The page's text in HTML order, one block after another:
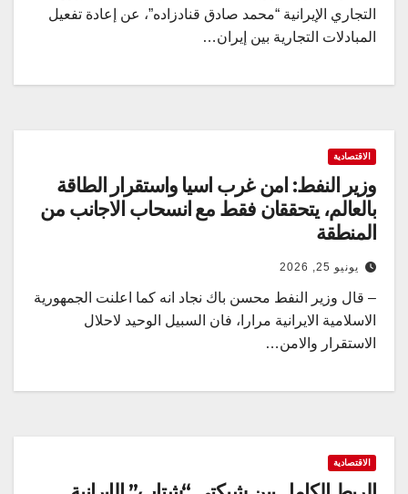
التجاري الإيرانية “محمد صادق قنادزاده”، عن إعادة تفعيل
المبادلات التجارية بين إيران…
الاقتصادية
وزير النفط: امن غرب اسيا واستقرار الطاقة
بالعالم، يتحققان فقط مع انسحاب الاجانب من
المنطقة
يونيو 25, 2026
– قال وزير النفط محسن باك نجاد انه كما اعلنت الجمهورية
الاسلامية الايرانية مرارا، فان السبيل الوحيد لاحلال
الاستقرار والامن…
الاقتصادية